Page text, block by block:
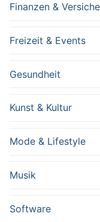
Finanzen &
Freizeit & Events
Gesundheit
Kunst & Kultur
Mode & Lifestyle
Musik
Software